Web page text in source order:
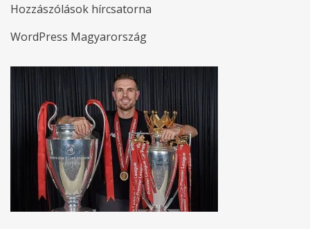
Hozzászólások hírcsatorna
WordPress Magyarország